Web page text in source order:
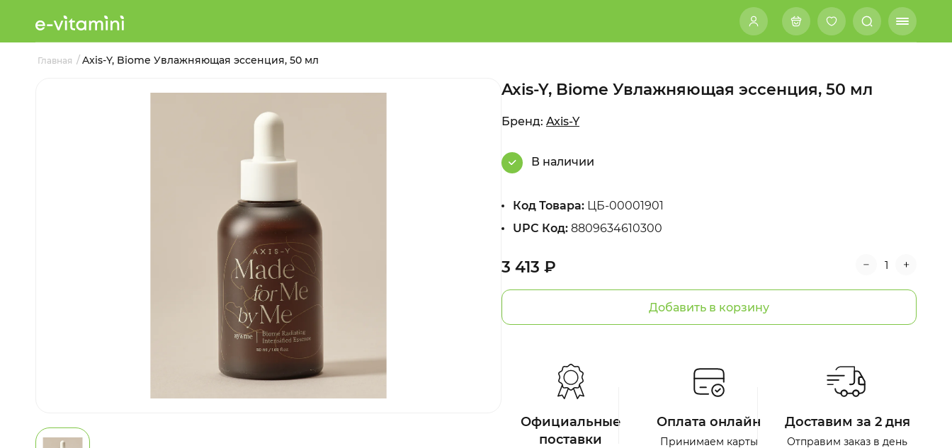
Главная /Axis-Y, Biome Увлажняющая эссенция, 50 мл
Axis-Y, Biome Увлажняющая эссенция, 50 мл
3 413 ₽
Добавить в корзину
Бренд: Axis-Y
В наличии
Код Товара: ЦБ-00001901
UPC Код: 8809634610300
Официальные
поставки
Оплата онлайн
Принимаем карты
Доставим за 2 дня
Отправим заказ в день